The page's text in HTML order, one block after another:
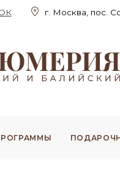
г. Москва, пос.